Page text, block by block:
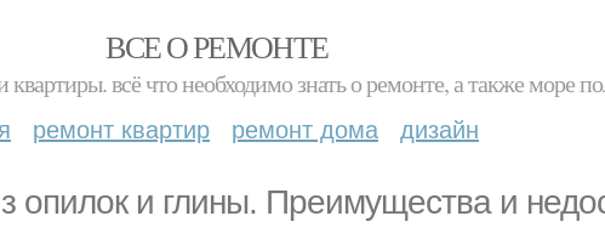
ВСЕ О РЕМОНТЕ
квартиры. всё что необходимо знать о ремонте, а также море
ремонт квартир ремонт дома дизайн
опилок и глины. Преимущества и